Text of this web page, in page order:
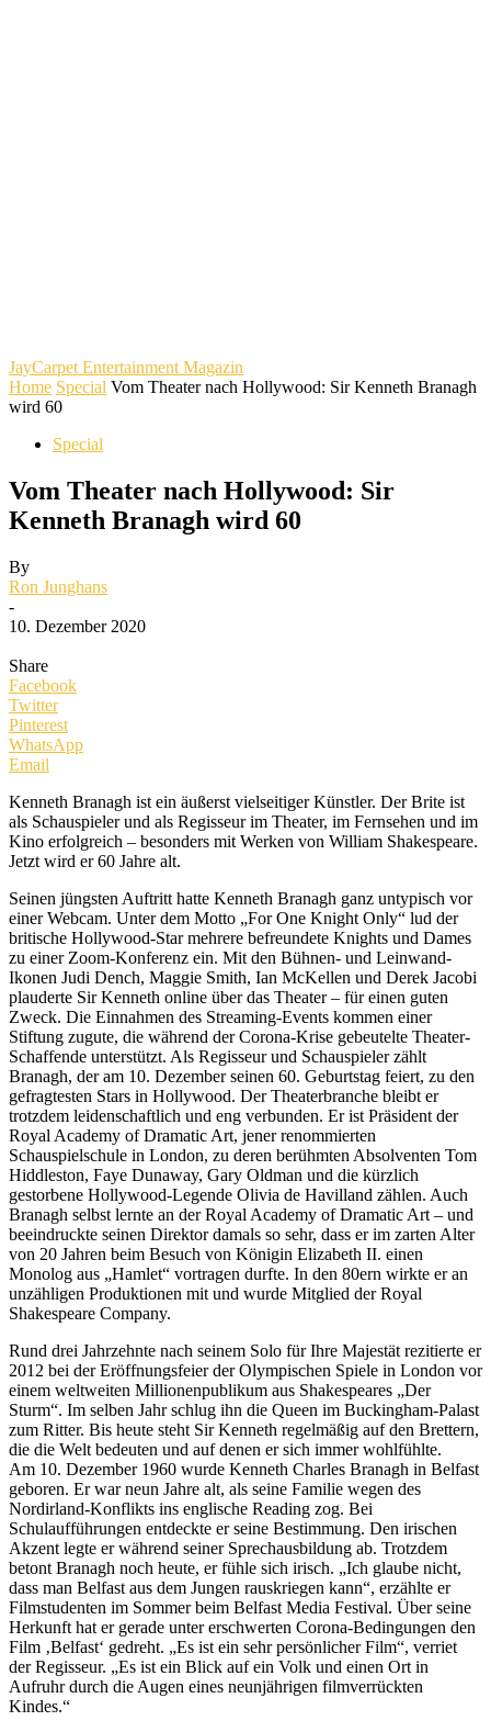
JayCarpet Entertainment Magazin
Home Special Vom Theater nach Hollywood: Sir Kenneth Branagh
wird 60
Special
Vom Theater nach Hollywood: Sir
Kenneth Branagh wird 60
By
Ron Junghans
-
10. Dezember 2020
Share
Facebook
Twitter
Pinterest
WhatsApp
Email
Kenneth Branagh ist ein äußerst vielseitiger Künstler. Der Brite ist
als Schauspieler und als Regisseur im Theater, im Fernsehen und im
Kino erfolgreich – besonders mit Werken von William Shakespeare.
Jetzt wird er 60 Jahre alt.
Seinen jüngsten Auftritt hatte Kenneth Branagh ganz untypisch vor
einer Webcam. Unter dem Motto „For One Knight Only“ lud der
britische Hollywood-Star mehrere befreundete Knights und Dames
zu einer Zoom-Konferenz ein. Mit den Bühnen- und Leinwand-
Ikonen Judi Dench, Maggie Smith, Ian McKellen und Derek Jacobi
plauderte Sir Kenneth online über das Theater – für einen guten
Zweck. Die Einnahmen des Streaming-Events kommen einer
Stiftung zugute, die während der Corona-Krise gebeutelte Theater-
Schaffende unterstützt. Als Regisseur und Schauspieler zählt
Branagh, der am 10. Dezember seinen 60. Geburtstag feiert, zu den
gefragtesten Stars in Hollywood. Der Theaterbranche bleibt er
trotzdem leidenschaftlich und eng verbunden. Er ist Präsident der
Royal Academy of Dramatic Art, jener renommierten
Schauspielschule in London, zu deren berühmten Absolventen Tom
Hiddleston, Faye Dunaway, Gary Oldman und die kürzlich
gestorbene Hollywood-Legende Olivia de Havilland zählen. Auch
Branagh selbst lernte an der Royal Academy of Dramatic Art – und
beeindruckte seinen Direktor damals so sehr, dass er im zarten Alter
von 20 Jahren beim Besuch von Königin Elizabeth II. einen
Monolog aus „Hamlet“ vortragen durfte. In den 80ern wirkte er an
unzähligen Produktionen mit und wurde Mitglied der Royal
Shakespeare Company.
Rund drei Jahrzehnte nach seinem Solo für Ihre Majestät rezitierte er
2012 bei der Eröffnungsfeier der Olympischen Spiele in London vor
einem weltweiten Millionenpublikum aus Shakespeares „Der
Sturm“. Im selben Jahr schlug ihn die Queen im Buckingham-Palast
zum Ritter. Bis heute steht Sir Kenneth regelmäßig auf den Brettern,
die die Welt bedeuten und auf denen er sich immer wohlfühlte.
Am 10. Dezember 1960 wurde Kenneth Charles Branagh in Belfast
geboren. Er war neun Jahre alt, als seine Familie wegen des
Nordirland-Konflikts ins englische Reading zog. Bei
Schulaufführungen entdeckte er seine Bestimmung. Den irischen
Akzent legte er während seiner Sprechausbildung ab. Trotzdem
betont Branagh noch heute, er fühle sich irisch. „Ich glaube nicht,
dass man Belfast aus dem Jungen rauskriegen kann“, erzählte er
Filmstudenten im Sommer beim Belfast Media Festival. Über seine
Herkunft hat er gerade unter erschwerten Corona-Bedingungen den
Film ‚Belfast‘ gedreht. „Es ist ein sehr persönlicher Film“, verriet
der Regisseur. „Es ist ein Blick auf ein Volk und einen Ort in
Aufruhr durch die Augen eines neunjährigen filmverrückten
Kindes.“